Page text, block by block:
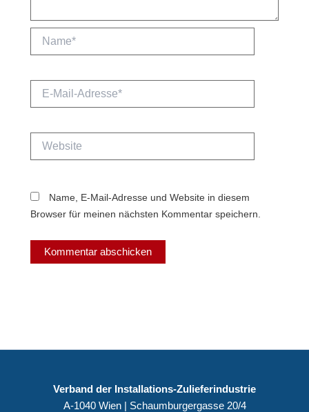
Name*
Mail-
Name, E-Mail-Adresse und Website in diesem
Browser für meinen nächsten Kommentar speichern.
Verband der Installations-Zulieferindustrie
A-1040 Wien | Schaumburgergasse 20/4